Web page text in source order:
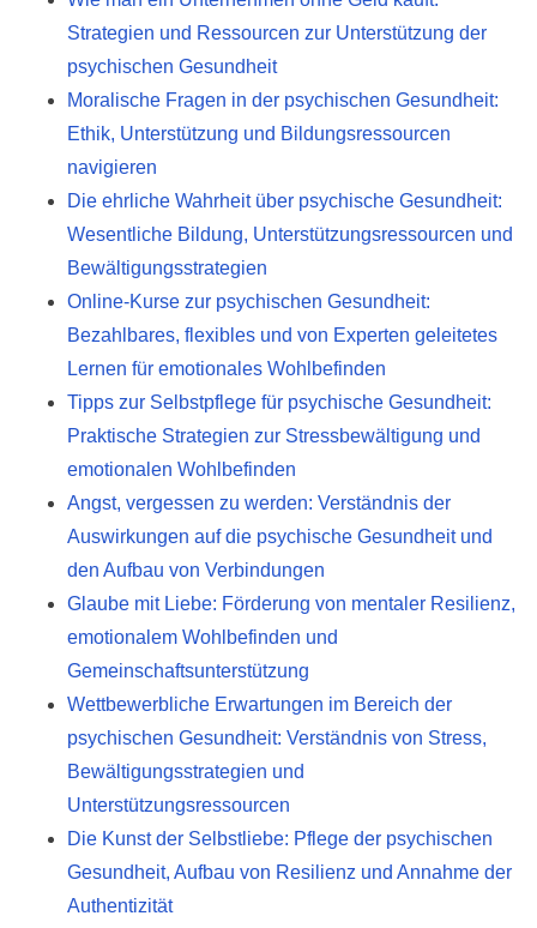
Strategien und Ressourcen zur Unterstützung der
psychischen Gesundheit
Moralische Fragen in der psychischen Gesundheit:
Ethik, Unterstützung und Bildungsressourcen
navigieren
Die ehrliche Wahrheit über psychische Gesundheit:
Wesentliche Bildung, Unterstützungsressourcen und
Bewältigungsstrategien
Online-Kurse zur psychischen Gesundheit:
Bezahlbares, flexibles und von Experten geleitetes
Lernen für emotionales Wohlbefinden
Tipps zur Selbstpflege für psychische Gesundheit:
Praktische Strategien zur Stressbewältigung und
emotionalen Wohlbefinden
Angst, vergessen zu werden: Verständnis der
Auswirkungen auf die psychische Gesundheit und
den Aufbau von Verbindungen
Glaube mit Liebe: Förderung von mentaler Resilienz,
emotionalem Wohlbefinden und
Gemeinschaftsunterstützung
Wettbewerbliche Erwartungen im Bereich der
psychischen Gesundheit: Verständnis von Stress,
Bewältigungsstrategien und
Unterstützungsressourcen
Die Kunst der Selbstliebe: Pflege der psychischen
Gesundheit, Aufbau von Resilienz und Annahme der
Authentizität